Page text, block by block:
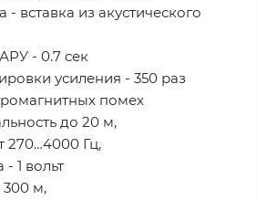
- вставка из акустического
- 0.7 сек
усиления - 350 раз
помех
до 20 м,
270…4000 Гц,
1 вольт
м,